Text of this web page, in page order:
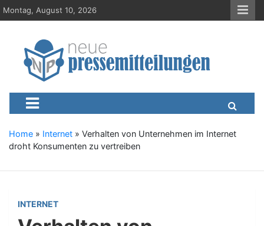
S
k
Montag, August 10, 2026
Neue-
Presseportal, Nachrichten, News, Meldungen, Wirtschaft
Home » Internet » Verhalten von Unternehmen im Internet
droht Konsumenten zu vertreiben
INTERNET